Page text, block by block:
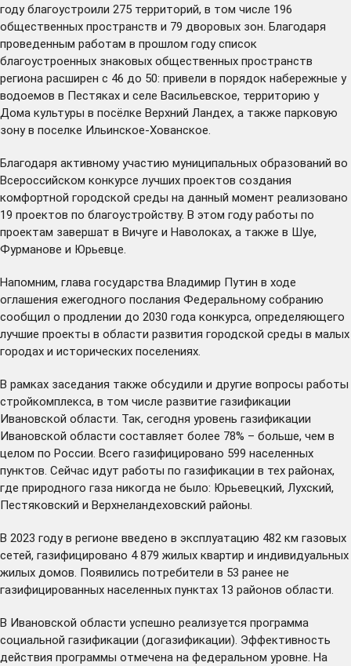
году благоустроили 275 территорий, в том числе 196
общественных пространств и 79 дворовых зон. Благодаря
проведенным работам в прошлом году список
благоустроенных знаковых общественных пространств
региона расширен с 46 до 50: привели в порядок набережные у
водоемов в Пестяках и селе Васильевское, территорию у
Дома культуры в посёлке Верхний Ландех, а также парковую
зону в поселке Ильинское-Хованское.
Благодаря активному участию муниципальных образований во
Всероссийском конкурсе лучших проектов создания
комфортной городской среды на данный момент реализовано
19 проектов по благоустройству. В этом году работы по
проектам завершат в Вичуге и Наволоках, а также в Шуе,
Фурманове и Юрьевце.
Напомним, глава государства Владимир Путин в ходе
оглашения ежегодного послания Федеральному собранию
сообщил о продлении до 2030 года конкурса, определяющего
лучшие проекты в области развития городской среды в малых
городах и исторических поселениях.
В рамках заседания также обсудили и другие вопросы работы
стройкомплекса, в том числе развитие газификации
Ивановской области. Так, сегодня уровень газификации
Ивановской области составляет более 78% – больше, чем в
целом по России. Всего газифицировано 599 населенных
пунктов. Сейчас идут работы по газификации в тех районах,
где природного газа никогда не было: Юрьевецкий, Лухский,
Пестяковский и Верхнеландеховский районы.
В 2023 году в регионе введено в эксплуатацию 482 км газовых
сетей, газифицировано 4 879 жилых квартир и индивидуальных
жилых домов. Появились потребители в 53 ранее не
газифицированных населенных пунктах 13 районов области.
В Ивановской области успешно реализуется программа
социальной газификации (догазификации). Эффективность
действия программы отмечена на федеральном уровне. На